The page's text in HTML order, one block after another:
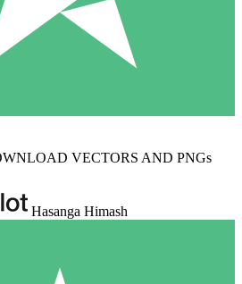
VECTORS AND PNGs
Hasanga Himash